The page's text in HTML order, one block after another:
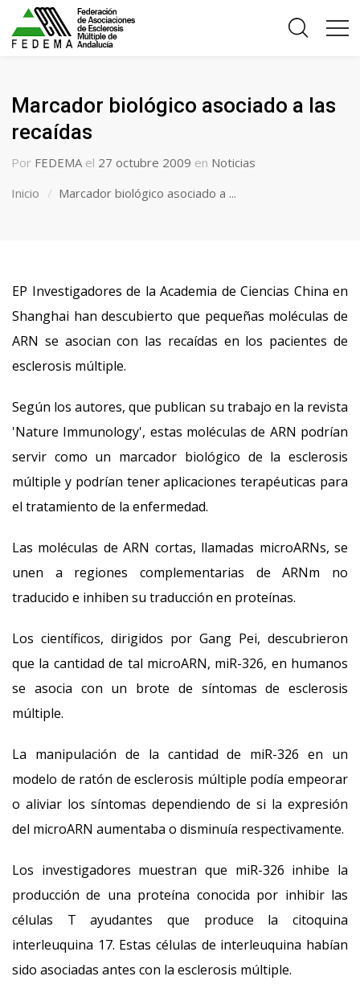
Marcador biológico asociado a las
recaídas
Por FEDEMA el 27 octubre 2009 en Noticias
Inicio
Marcador biológico asociado a ...
EP Investigadores de la Academia de Ciencias China en
Shanghai han descubierto que pequeñas moléculas de
ARN se asocian con las recaídas en los pacientes de
esclerosis múltiple.
Según los autores, que publican su trabajo en la revista
'Nature Immunology', estas moléculas de ARN podrían
servir como un marcador biológico de la esclerosis
múltiple y podrían tener aplicaciones terapéuticas para
el tratamiento de la enfermedad.
Las moléculas de ARN cortas, llamadas microARNs, se
unen a regiones complementarias de ARNm no
traducido e inhiben su traducción en proteínas.
Los científicos, dirigidos por Gang Pei, descubrieron
que la cantidad de tal microARN, miR-326, en humanos
se asocia con un brote de síntomas de esclerosis
múltiple.
La manipulación de la cantidad de miR-326 en un
modelo de ratón de esclerosis múltiple podía empeorar
o aliviar los síntomas dependiendo de si la expresión
del microARN aumentaba o disminuía respectivamente.
Los investigadores muestran que miR-326 inhibe la
producción de una proteína conocida por inhibir las
células T ayudantes que produce la citoquina
interleuquina 17. Estas células de interleuquina habían
sido asociadas antes con la esclerosis múltiple.